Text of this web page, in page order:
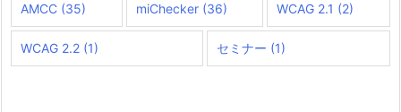
AMCC (35) miChecker(36) WCAG 2.1 (2)
WCAG 2.2 (1) セミナー (1)